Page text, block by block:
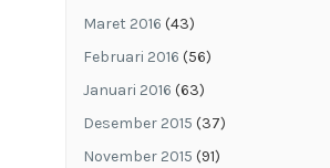
Maret 2016 (43)
Februari 2016 (56)
Januari 2016 (63)
Desember 2015 (37)
November 2015 (91)